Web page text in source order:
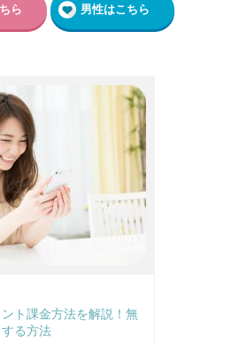
ら 男性はこちら
ト課金方法を解説！無
る方法